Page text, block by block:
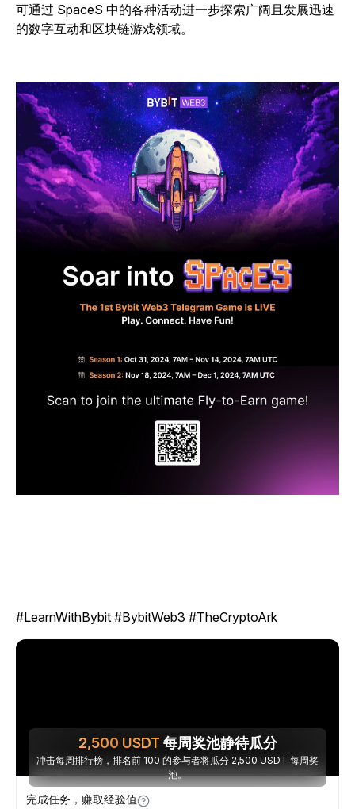
可通过 SpaceS 中的各种活动进一步探索广阔且发展迅速
的数字互动和区块链游戏领域。
#LearnWithBybit #BybitWeb3 #TheCryptoArk
2,500 USDT 每周奖池静待瓜分
冲击每周排行榜，排名前 100 的参与者将瓜分 2,500 USDT 每周奖
池。
完成任务，赚取经验值